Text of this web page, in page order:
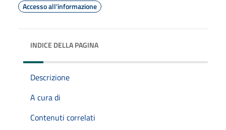
Accesso all'informazione
INDICE DELLA PAGINA
Descrizione
A cura di
Contenuti correlati